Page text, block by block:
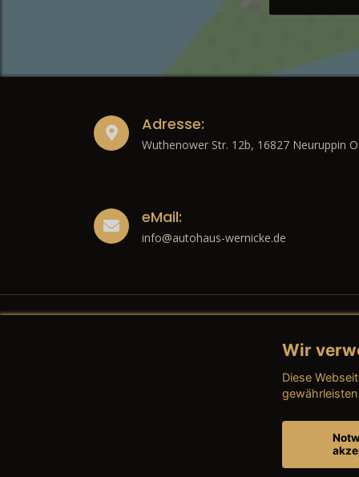
Adresse:
Wuthenower Str. 12b, 16827 Neuruppin
eMail:
info@autohaus-wernicke.de
→
Wir
Diese